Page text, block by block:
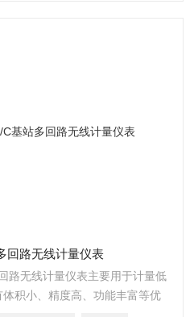
回路无线计量仪表
路无线计量仪表主要用于计量低
积小、精度高、功能丰富等优